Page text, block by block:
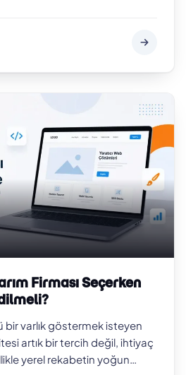
Firması Seçerken
varlık göstermek isteyen
artık bir tercih değil, ihtiyaç
yerel rekabetin yoğun